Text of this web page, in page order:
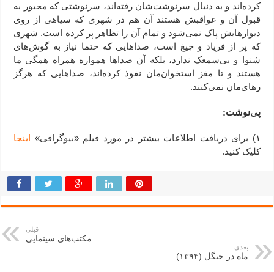
کرده‌اند و به دنبال سرنوشت‌شان رفته‌اند، سرنوشتی که مجبور به
قبول آن و عواقبش هستند آن هم در شهری که سیاهی از روی
دیوارهایش پاک نمی‌شود و تمام آن را تظاهر پر کرده است. شهری
که پر از فریاد و جیغ است، صداهایی که حتما نیاز به گوش‌‌های
شنوا و بی‌سمعک ندارد، بلکه آن صداها همواره همراه همگی ما
هستند و تا مغز استخوان‌‌مان نفوذ کرده‌اند، صداهایی که هرگز
رهای‌مان نمی‌کنند.
پی‌نوشت:
۱) برای دریافت اطلاعات بیشتر در مورد فیلم «بیوگرافی»
اینجا
کلیک کنید.
قبلی
مکتب‌های سینمایی
بعدی
ماه در جنگل (۱۳۹۴)